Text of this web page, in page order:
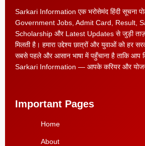
Sarkari Information एक भरोसेमंद हिंदी सूचना
Government Jobs, Admit Card, Result,
Scholarship और Latest Updates से जुड़ी
मिलती है। हमारा उद्देश्य छात्रों और युवाओं को हर
सबसे पहले और आसान भाषा में पहुँचाना है ताकि
Sarkari Information — आपके करियर और
Important Pages
Home
About